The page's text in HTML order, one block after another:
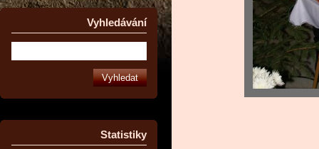
Vyhledávání
Statistiky